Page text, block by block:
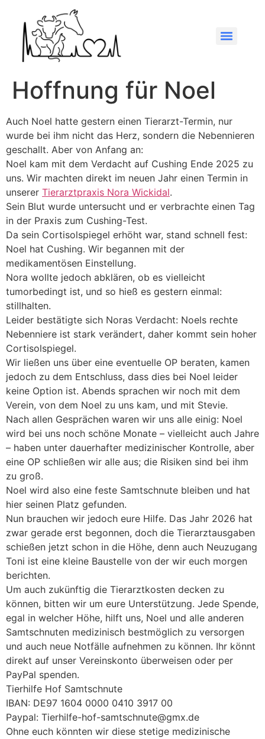
Hoffnung für Noel
Auch Noel hatte gestern einen Tierarzt-Termin, nur
wurde bei ihm nicht das Herz, sondern die Nebennieren
geschallt. Aber von Anfang an:
Noel kam mit dem Verdacht auf Cushing Ende 2025 zu
uns. Wir machten direkt im neuen Jahr einen Termin in
unserer Tierarztpraxis Nora Wickidal.
Sein Blut wurde untersucht und er verbrachte einen Tag
in der Praxis zum Cushing-Test.
Da sein Cortisolspiegel erhöht war, stand schnell fest:
Noel hat Cushing. Wir begannen mit der
medikamentösen Einstellung.
Nora wollte jedoch abklären, ob es vielleicht
tumorbedingt ist, und so hieß es gestern einmal:
stillhalten.
Leider bestätigte sich Noras Verdacht: Noels rechte
Nebenniere ist stark verändert, daher kommt sein hoher
Cortisolspiegel.
Wir ließen uns über eine eventuelle OP beraten, kamen
jedoch zu dem Entschluss, dass dies bei Noel leider
keine Option ist. Abends sprachen wir noch mit dem
Verein, von dem Noel zu uns kam, und mit Stevie.
Nach allen Gesprächen waren wir uns alle einig: Noel
wird bei uns noch schöne Monate – vielleicht auch Jahre
– haben unter dauerhafter medizinischer Kontrolle, aber
eine OP schließen wir alle aus; die Risiken sind bei ihm
zu groß.
Noel wird also eine feste Samtschnute bleiben und hat
hier seinen Platz gefunden.
Nun brauchen wir jedoch eure Hilfe. Das Jahr 2026 hat
zwar gerade erst begonnen, doch die Tierarztausgaben
schießen jetzt schon in die Höhe, denn auch Neuzugang
Toni ist eine kleine Baustelle von der wir euch morgen
berichten.
Um auch zukünftig die Tierarztkosten decken zu
können, bitten wir um eure Unterstützung. Jede Spende,
egal in welcher Höhe, hilft uns, Noel und alle anderen
Samtschnuten medizinisch bestmöglich zu versorgen
und auch neue Notfälle aufnehmen zu können. Ihr könnt
direkt auf unser Vereinskonto überweisen oder per
PayPal spenden.
Tierhilfe Hof Samtschnute
IBAN: DE97 1604 0000 0410 3917 00
Paypal: Tierhilfe-hof-samtschnute@gmx.de
Ohne euch könnten wir diese stetige medizinische